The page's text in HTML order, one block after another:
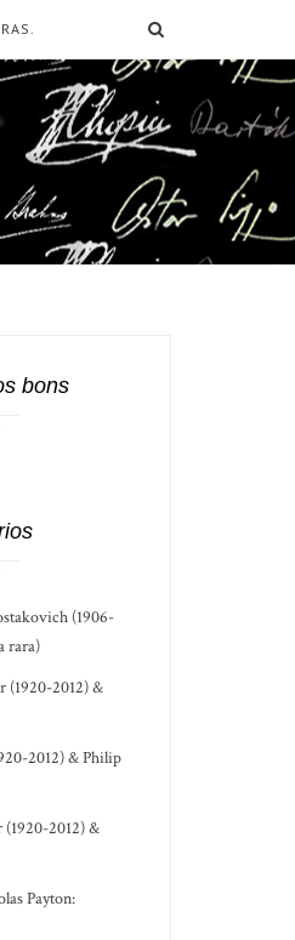
bons
(1906-
rara)
(1920-2012) &
2012) & Philip
(1920-2012) &
Payton: